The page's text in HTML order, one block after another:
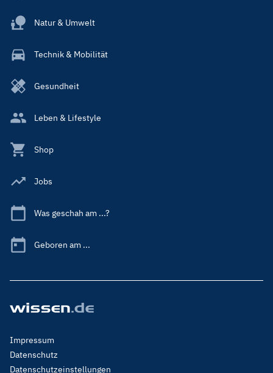
Natur & Umwelt
Technik & Mobilität
Gesundheit
Leben & Lifestyle
Shop
Jobs
Was geschah am ...?
Geboren am ...
Footer
Menu
Legal
Impressum
Datenschutz
Datenschutzeinstellungen